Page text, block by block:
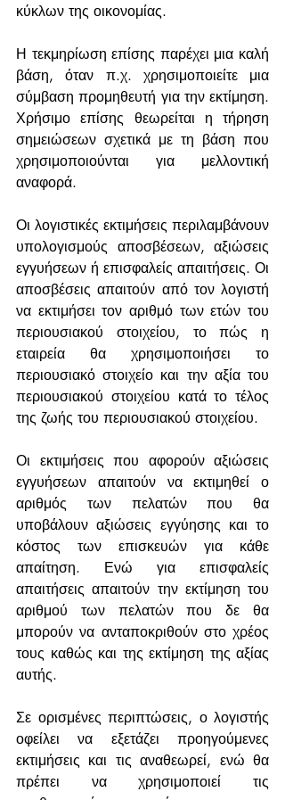
κύκλων της οικονομίας.
Η τεκμηρίωση επίσης παρέχει μια καλή
βάση, όταν π.χ. χρησιμοποιείτε μια
σύμβαση προμηθευτή για την εκτίμηση.
Χρήσιμο επίσης θεωρείται η τήρηση
σημειώσεων σχετικά με τη βάση που
χρησιμοποιούνται για μελλοντική
αναφορά.
Οι λογιστικές εκτιμήσεις περιλαμβάνουν
υπολογισμούς αποσβέσεων, αξιώσεις
εγγυήσεων ή επισφαλείς απαιτήσεις. Οι
αποσβέσεις απαιτούν από τον λογιστή
να εκτιμήσει τον αριθμό των ετών του
περιουσιακού στοιχείου, το πώς η
εταιρεία θα χρησιμοποιήσει το
περιουσιακό στοιχείο και την αξία του
περιουσιακού στοιχείου κατά το τέλος
της ζωής του περιουσιακού στοιχείου.
Οι εκτιμήσεις που αφορούν αξιώσεις
εγγυήσεων απαιτούν να εκτιμηθεί ο
αριθμός των πελατών που θα
υποβάλουν αξιώσεις εγγύησης και το
κόστος των επισκευών για κάθε
απαίτηση. Ενώ για επισφαλείς
απαιτήσεις απαιτούν την εκτίμηση του
αριθμού των πελατών που δε θα
μπορούν να ανταποκριθούν στο χρέος
τους καθώς και της εκτίμηση της αξίας
αυτής.
Σε ορισμένες περιπτώσεις, ο λογιστής
οφείλει να εξετάζει προηγούμενες
εκτιμήσεις και τις αναθεωρεί, ενώ θα
πρέπει να χρησιμοποιεί τις